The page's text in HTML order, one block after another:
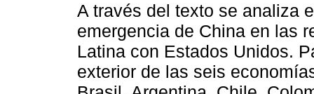
A través del texto se analiza
emergencia de China en las
Latina con Estados Unidos.
exterior de las seis